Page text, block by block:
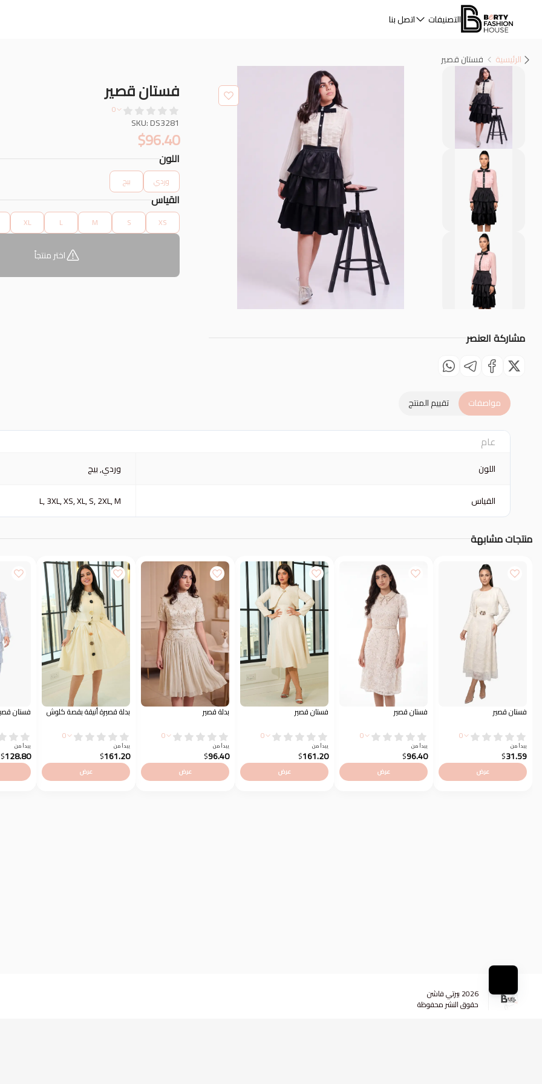
التصنيفات اتصل بنا
الرئيسية فستان قصير
مشاركة العنصر
فستان قصير
0
SKU: DS3281
96.40
$
اللون
وردي بيج
القياس
XS
S
M
L
XL
اختر منتجاً
مواصفات تقييم المنتج
عام
اللون وردي, بيج
القياس L, 3XL, XS, XL, S, 2XL, M
منتجات مشابهة
فستان قصير
0
يبدأ من
31.59
$
عرض
فستان قصير
0
يبدأ من
96.40
$
عرض
فستان قصير
0
يبدأ من
161.20
$
عرض
بدلة قصير
0
يبدأ من
96.40
$
عرض
بدلة قصيرة أنيقة بقصة كلوش
0
يبدأ من
161.20
$
عرض
فستان
يبدأ من
128.80
$
2026 بيرتي فاشن
حقوق النشر محفوظة